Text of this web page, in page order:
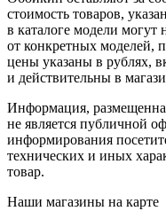
стоимость товаров,
в каталоге модели могут
от конкретных моделей,
цены указаны в рублях,
и действительны в
Информация,
не является публичной
информирования
технических и иных
товар.
Наши магазины на карте